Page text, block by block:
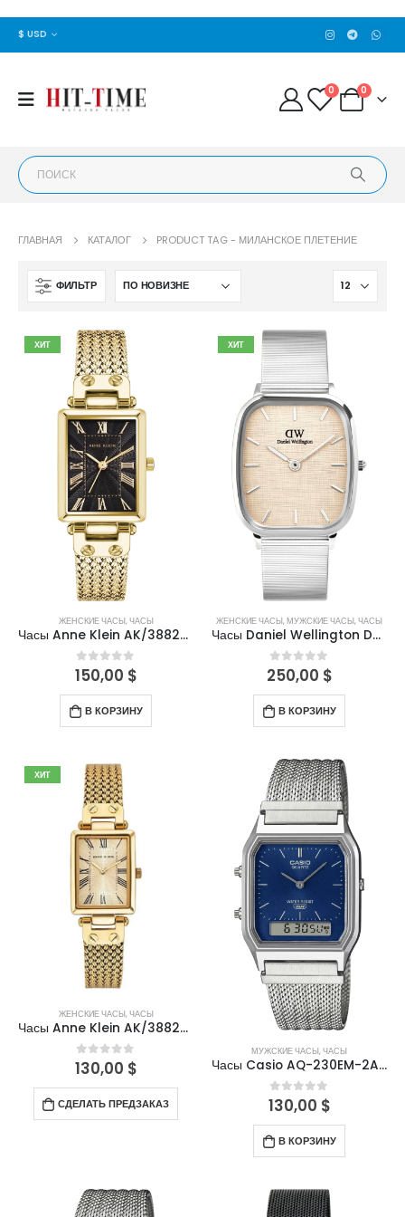
$ USD
0 0
ГЛАВНАЯ КАТАЛОГ PRODUCT TAG - МИЛАНСКОЕ ПЛЕТЕНИЕ
ФИЛЬТР
ХИТ
ЖЕНСКИЕ ЧАСЫ,ЧАСЫ
Часы Anne Klein AK/3882BKGB
0out of 5
150,00 $
В КОРЗИНУ
ХИТ
ЖЕНСКИЕ ЧАСЫ,МУЖСКИЕ ЧАСЫ,ЧАСЫ
Часы Daniel Wellington DW00100812
0out of 5
250,00 $
В КОРЗИНУ
ХИТ
ЖЕНСКИЕ ЧАСЫ,ЧАСЫ
Часы Anne Klein AK/3882CHGB
0out of 5
130,00 $
СДЕЛАТЬ ПРЕДЗАКАЗ
МУЖСКИЕ ЧАСЫ,ЧАСЫ
Часы Casio AQ-230EM-2ADF
0out of 5
130,00 $
В КОРЗИНУ